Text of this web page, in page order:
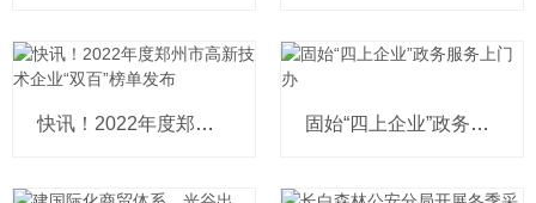
快讯！2022年度郑州市高新技术企业“ 固始“四上企业”政务服务上门办